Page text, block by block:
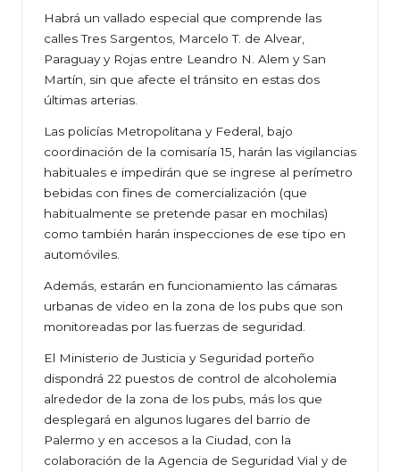
Habrá un vallado especial que comprende las
calles Tres Sargentos, Marcelo T. de Alvear,
Paraguay y Rojas entre Leandro N. Alem y San
Martín, sin que afecte el tránsito en estas dos
últimas arterias.
Las policías Metropolitana y Federal, bajo
coordinación de la comisaría 15, harán las vigilancias
habituales e impedirán que se ingrese al perímetro
bebidas con fines de comercialización (que
habitualmente se pretende pasar en mochilas)
como también harán inspecciones de ese tipo en
automóviles.
Además, estarán en funcionamiento las cámaras
urbanas de video en la zona de los pubs que son
monitoreadas por las fuerzas de seguridad.
El Ministerio de Justicia y Seguridad porteño
dispondrá 22 puestos de control de alcoholemia
alrededor de la zona de los pubs, más los que
desplegará en algunos lugares del barrio de
Palermo y en accesos a la Ciudad, con la
colaboración de la Agencia de Seguridad Vial y de